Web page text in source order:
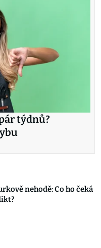
týdnů?
nehodě: Co ho čeká